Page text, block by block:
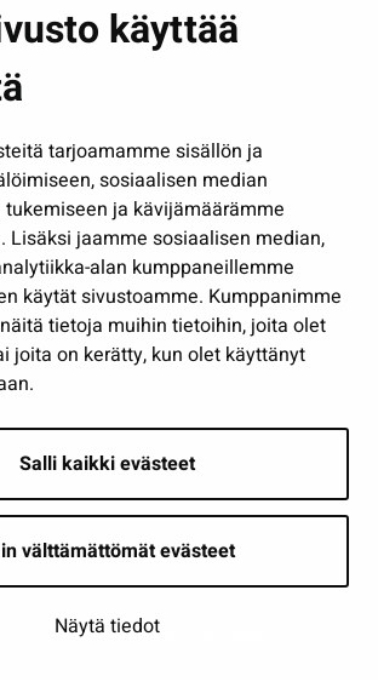
käyttää
tarjoamamme sisällön ja
sosiaalisen median
ja kävijämäärämme
Lisäksi jaamme sosiaalisen median,
alan kumppaneillemme
käytät sivustoamme. Kumppanimme
tietoja muihin tietoihin, joita olet
joita on kerätty, kun olet käyttänyt
Salli kaikki evästeet
välttämättömät evästeet
Näytä tiedot| © Seinäjoki 2026